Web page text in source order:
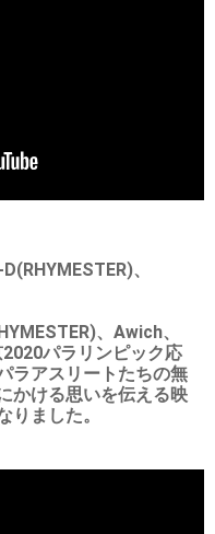
、
、Awich、
2020パラリンピック応
ラアスリートたちの無
かける思いを伝える映
りました。